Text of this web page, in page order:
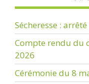
Sécheresse :
Compte rendu du
2026
Cérémonie du 8